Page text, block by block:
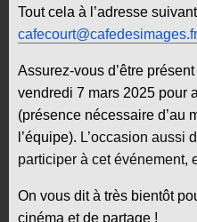
Tout cela à l’adresse
cafecourt@cafedesimages.fr
Assurez-vous d’être
vendredi 7 mars 2025 pour
(présence nécessaire d’au
l’équipe). L’occasion aussi
participer à cet événement,
On vous dit à très bientôt
cinéma et de partage !